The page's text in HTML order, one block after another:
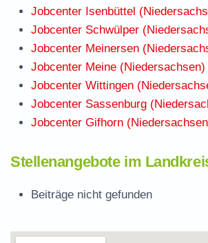
Jobcenter Isenbüttel
Jobcenter Schwülper
Jobcenter Meinersen
Jobcenter Meine (Niedersachsen)
Jobcenter Wittingen
Jobcenter Sassenburg
Jobcenter Gifhorn
Stellenangebote im
Beiträge nicht gefunden